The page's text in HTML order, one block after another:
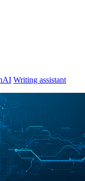
Writing assistant